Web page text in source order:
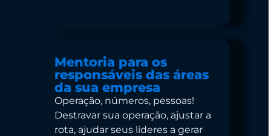
Mentoria para os
responsáveis das áreas
da sua empresa
Operação, números, pessoas!
Destravar sua operação, ajustar a
rota, ajudar seus líderes a gerar